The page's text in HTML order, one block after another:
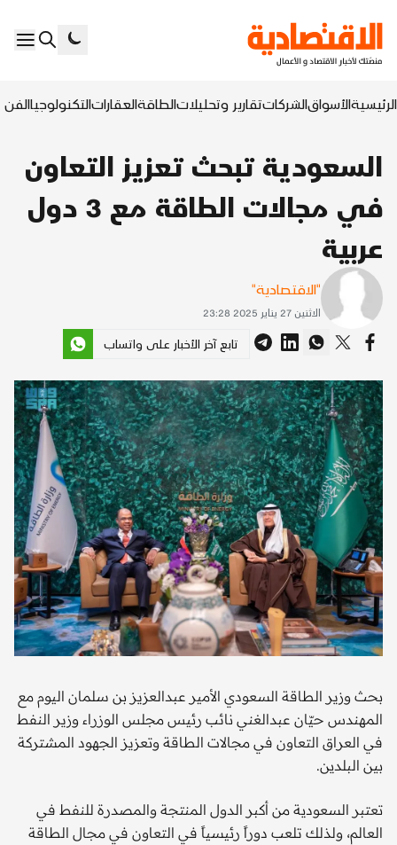
الرئيسيةالأسواقالشركاتتقارير وتحليلاتالطاقةالعقاراتالتكنولوجياالفن
السعودية تبحث تعزيز التعاون
في مجالات الطاقة مع 3 دول
عربية
"الاقتصادية"
الاثنين 27 يناير 2025 23:28
تابع آخر الأخبار على واتساب
بحث وزير الطاقة السعودي الأمير عبدالعزيز بن سلمان اليوم مع
المهندس حيّان عبدالغني نائب رئيس مجلس الوزراء وزير النفط
في العراق التعاون في مجالات الطاقة وتعزيز الجهود المشتركة
بين البلدين.
تعتبر السعودية من أكبر الدول المنتجة والمصدرة للنفط في
العالم، ولذلك تلعب دوراً رئيسياً في التعاون في مجال الطاقة